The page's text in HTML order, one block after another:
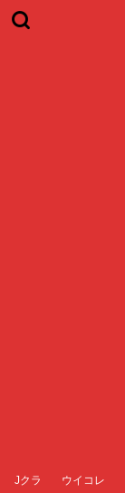
Jクラ ウイコレ